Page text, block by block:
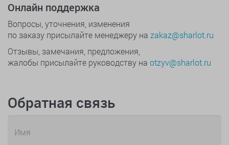
Онлайн поддержка
Вопросы, уточнения, изменения
по заказу присылайте менеджеру на zakaz@sharlot.ru
Отзывы, замечания, предложения,
жалобы присылайте руководству на otzyv@sharlot.ru
Обратная связь